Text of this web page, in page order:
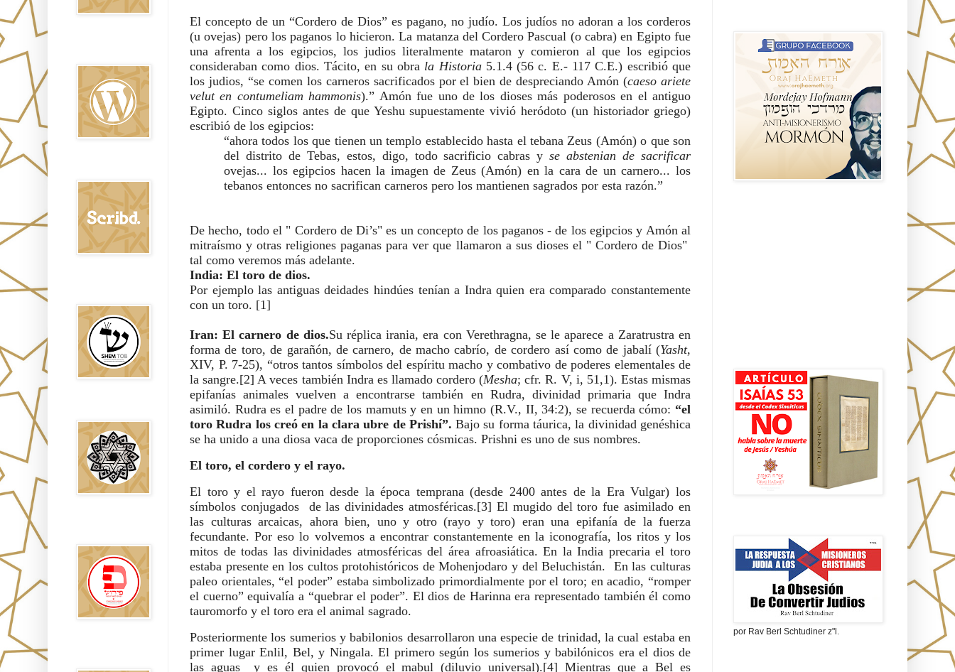
El concepto de un “Cordero de Dios” es pagano, no judío. Los judíos no adoran a los corderos
(u ovejas) pero los paganos lo hicieron. La matanza del Cordero Pascual (o cabra) en Egipto fue
una afrenta a los egipcios, los judios literalmente mataron y comieron al que los egipcios
consideraban como dios. Tácito, en su obra la Historia 5.1.4 (56 c. E.- 117 C.E.) escribió que
los judios, “se comen los carneros sacrificados por el bien de despreciando Amón (caeso ariete
velut en contumeliam hammonis).” Amón fue uno de los dioses más poderosos en el antiguo
Egipto. Cinco siglos antes de que Yeshu supuestamente vivió heródoto (un historiador griego)
escribió de los egipcios:
“ahora todos los que tienen un templo establecido hasta el tebana Zeus (Amón) o que son
del distrito de Tebas, estos, digo, todo sacrificio cabras y
ovejas... los egipcios hacen la imagen de Zeus (Amón) en la cara de un carnero... los
tebanos entonces no sacrifican carneros pero los mantienen sagrados por esta razón.”
De hecho, todo el " Cordero de Di’s" es un concepto de los paganos - de los egipcios y Amón al
mitraísmo y otras religiones paganas para ver que llamaron a sus dioses el " Cordero de Dios"
tal como veremos más adelante.
India: El toro de dios.
Por ejemplo las antiguas deidades hindúes tenían a Indra quien era comparado constantemente
con un toro. [1]
Iran: El carnero de dios.Su réplica irania, era con Verethragna, se le aparece a Zaratrustra en
forma de toro, de garañón, de carnero, de macho cabrío, de cordero así como de jabalí (Yasht,
XIV, P. 7-25), “otros tantos símbolos del espíritu macho y combativo de poderes elementales de
la sangre.[2] A veces también Indra es llamado cordero (Mesha; cfr. R. V, i, 51,1). Estas mismas
epifanías animales vuelven a encontrarse también en Rudra, divinidad primaria que Indra
asimiló. Rudra es el padre de los mamuts y en un himno (R.V., II, 34:2), se recuerda cómo: “el
toro Rudra los creó en la clara ubre de Prishí”. Bajo su forma táurica, la divinidad genéshica
se ha unido a una diosa vaca de proporciones cósmicas. Prishni es uno de sus nombres.
El toro, el cordero y el rayo.
El toro y el rayo fueron desde la época temprana (desde 2400 antes de la Era Vulgar) los
símbolos conjugados  de las divinidades atmosféricas.[3] El mugido del toro fue asimilado en
las culturas arcaicas, ahora bien, uno y otro (rayo y toro) eran una epifanía de la fuerza
fecundante. Por eso lo volvemos a encontrar constantemente en la iconografía, los ritos y los
mitos de todas las divinidades atmosféricas del área afroasiática. En la India precaria el toro
estaba presente en los cultos protohistóricos de Mohenjodaro y del Beluchistán.  En las culturas
paleo orientales, “el poder” estaba simbolizado primordialmente por el toro; en acadio, “romper
el cuerno” equivalía a “quebrar el poder”. El dios de Harinna era representado también él como
tauromorfo y el toro era el animal sagrado.
Posteriormente los sumerios y babilonios desarrollaron una especie de trinidad, la cual estaba en
primer lugar Enlil, Bel, y Ningala. El primero según los sumerios y babilónicos era el dios de
las aguas  y es él quien provocó el mabul (diluvio universal).[4] Mientras que a Bel es
por Rav Berl Schtudiner z"l.